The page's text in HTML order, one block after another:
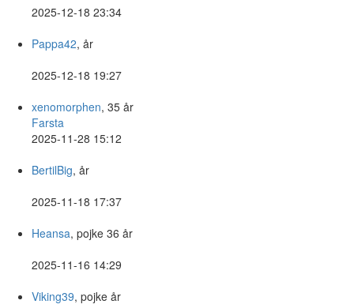
2025-12-18 23:34
Pappa42, år
2025-12-18 19:27
xenomorphen, 35 år
Farsta
2025-11-28 15:12
BertilBig, år
2025-11-18 17:37
Heansa, pojke 36 år
2025-11-16 14:29
Viking39, pojke år